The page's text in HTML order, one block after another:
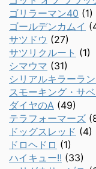
ゴリラーマン40 (1)
ゴールデンカムイ
サツドウ (27)
サツリクルート (1)
シマウマ (31)
シリアルキラーラ
スモーキング・サ
ダイヤのA (49)
テラフォーマーズ
ドッグスレッド (4)
ドロヘドロ (1)
ハイキュー!! (33)